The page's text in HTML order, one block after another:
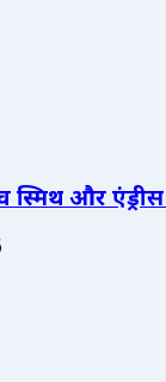
स्मिथ और